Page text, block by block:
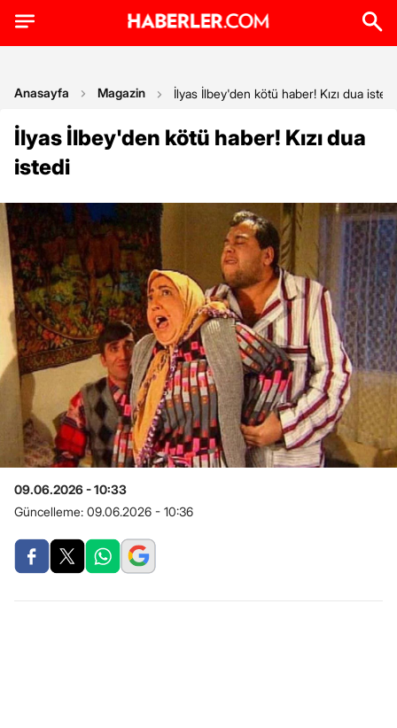
Anasayfa Magazin İlyas İlbey'den kötü haber! Kızı dua istedi
İlyas İlbey'den kötü haber! Kızı dua
istedi
09.06.2026 - 10:33
Güncelleme: 09.06.2026 - 10:36